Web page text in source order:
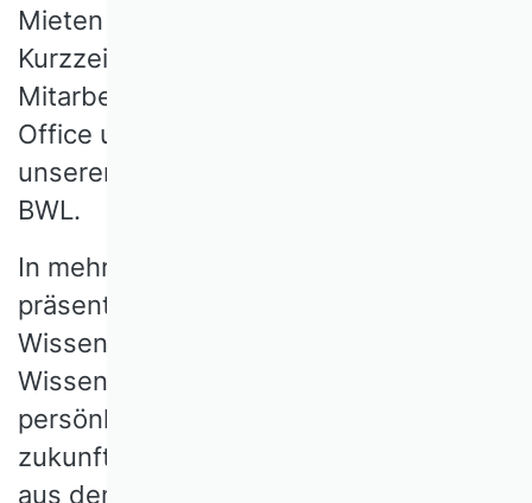
Mieten per Smartphone. Das
Kurzzeitgedächtnis im
Mitarbeitergespräch, New Work, Home
Office und Steuerreformen: Vieles aus
unserem Alltagswissen kommt aus der
BWL.
In mehr als 100 Schlaglichtern
präsentieren renommierte
Wissenschaftlerinnen und
Wissenschaftler aus dem Verband ihre
persönliche Auswahl an Klassikern,
zukunftsfähigen Konzepten und Ideen
aus dem Forschungskanon des Fachs.